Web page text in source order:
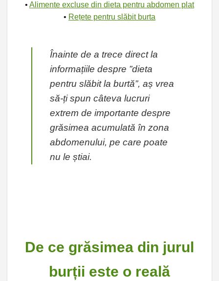
• Alimente excluse din dieta pentru abdomen plat
• Rețete pentru slăbit burta
Înainte de a trece direct la
informațiile despre ”dieta
pentru slăbit la burtă”, aș vrea
să-ți spun câteva lucruri
extrem de importante despre
grăsimea acumulată în zona
abdomenului, pe care poate
nu le știai.
De ce grăsimea din jurul
burții este o reală